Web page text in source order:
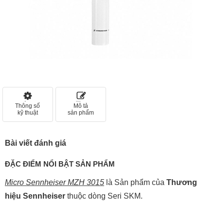
Thông số
kỹ thuật
Mô tả
sản phẩm
Bài viết đánh giá
ĐẶC ĐIỂM NỔI BẬT SẢN PHẨM
Micro Sennheiser MZH 3015 là Sản phẩm của Thương
hiệu Sennheiser thuộc dòng Seri SKM.